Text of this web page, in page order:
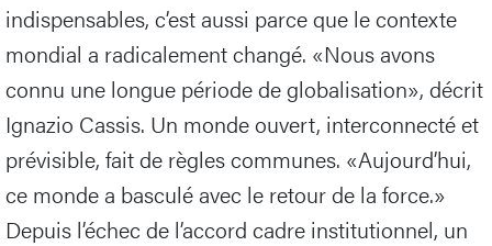
indispensables, c’est aussi parce que le contexte
mondial a radicalement changé. «Nous avons
connu une longue période de globalisation», décrit
Ignazio Cassis. Un monde ouvert, interconnecté et
prévisible, fait de règles communes. «Aujourd’hui,
ce monde a basculé avec le retour de la force.»
Depuis l’échec de l’accord cadre institutionnel, un